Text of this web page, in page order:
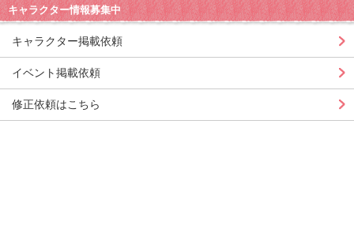
キャラクター情報募集中
キャラクター掲載依頼
イベント掲載依頼
修正依頼はこちら